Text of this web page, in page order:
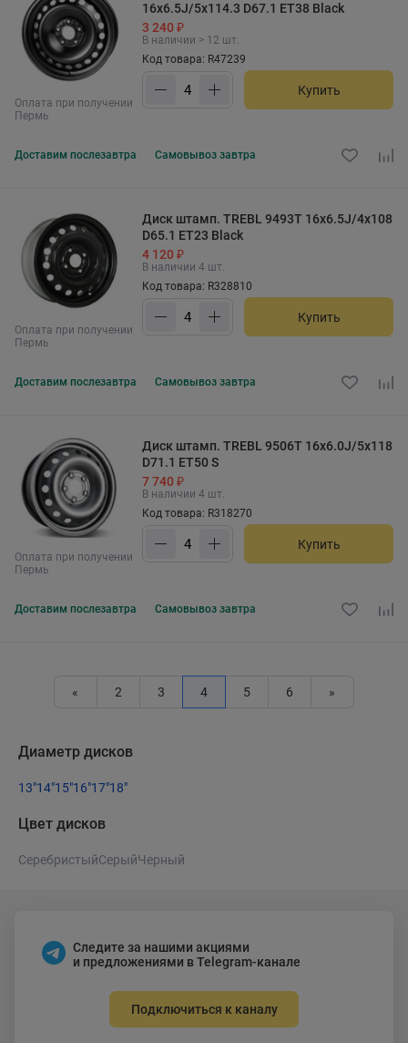
Оплата при получении
Пермь
16x6.5J/5x114.3 D67.1 ET38 Black
3 240 ₽
В наличии > 12 шт.
Код товара: R47239
Купить
Доставим послезавтра Самовывоз завтра
Оплата при получении
Пермь
Диск штамп. TREBL 9493T 16x6.5J/4x108
D65.1 ET23 Black
4 120 ₽
В наличии 4 шт.
Код товара: R328810
Купить
Доставим послезавтра Самовывоз завтра
Оплата при получении
Пермь
Диск штамп. TREBL 9506T 16x6.0J/5x118
D71.1 ET50 S
7 740 ₽
В наличии 4 шт.
Код товара: R318270
Купить
Доставим послезавтра Самовывоз завтра
« 2 3 4 5 6 »
Диаметр дисков
13"14"15"16"17"18"
Цвет дисков
СеребристыйСерыйЧерный
Следите за нашими акциями
и предложениями в Telegram-канале
Подключиться к каналу